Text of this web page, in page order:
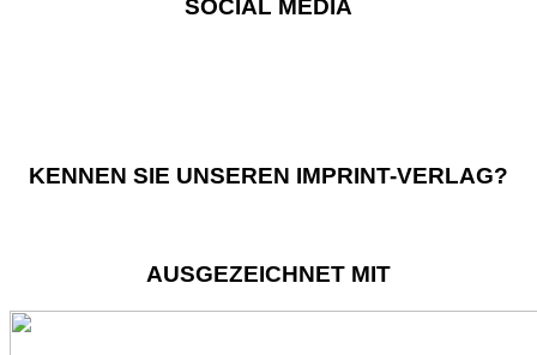
SOCIAL MEDIA
KENNEN SIE UNSEREN IMPRINT-VERLAG?
AUSGEZEICHNET MIT